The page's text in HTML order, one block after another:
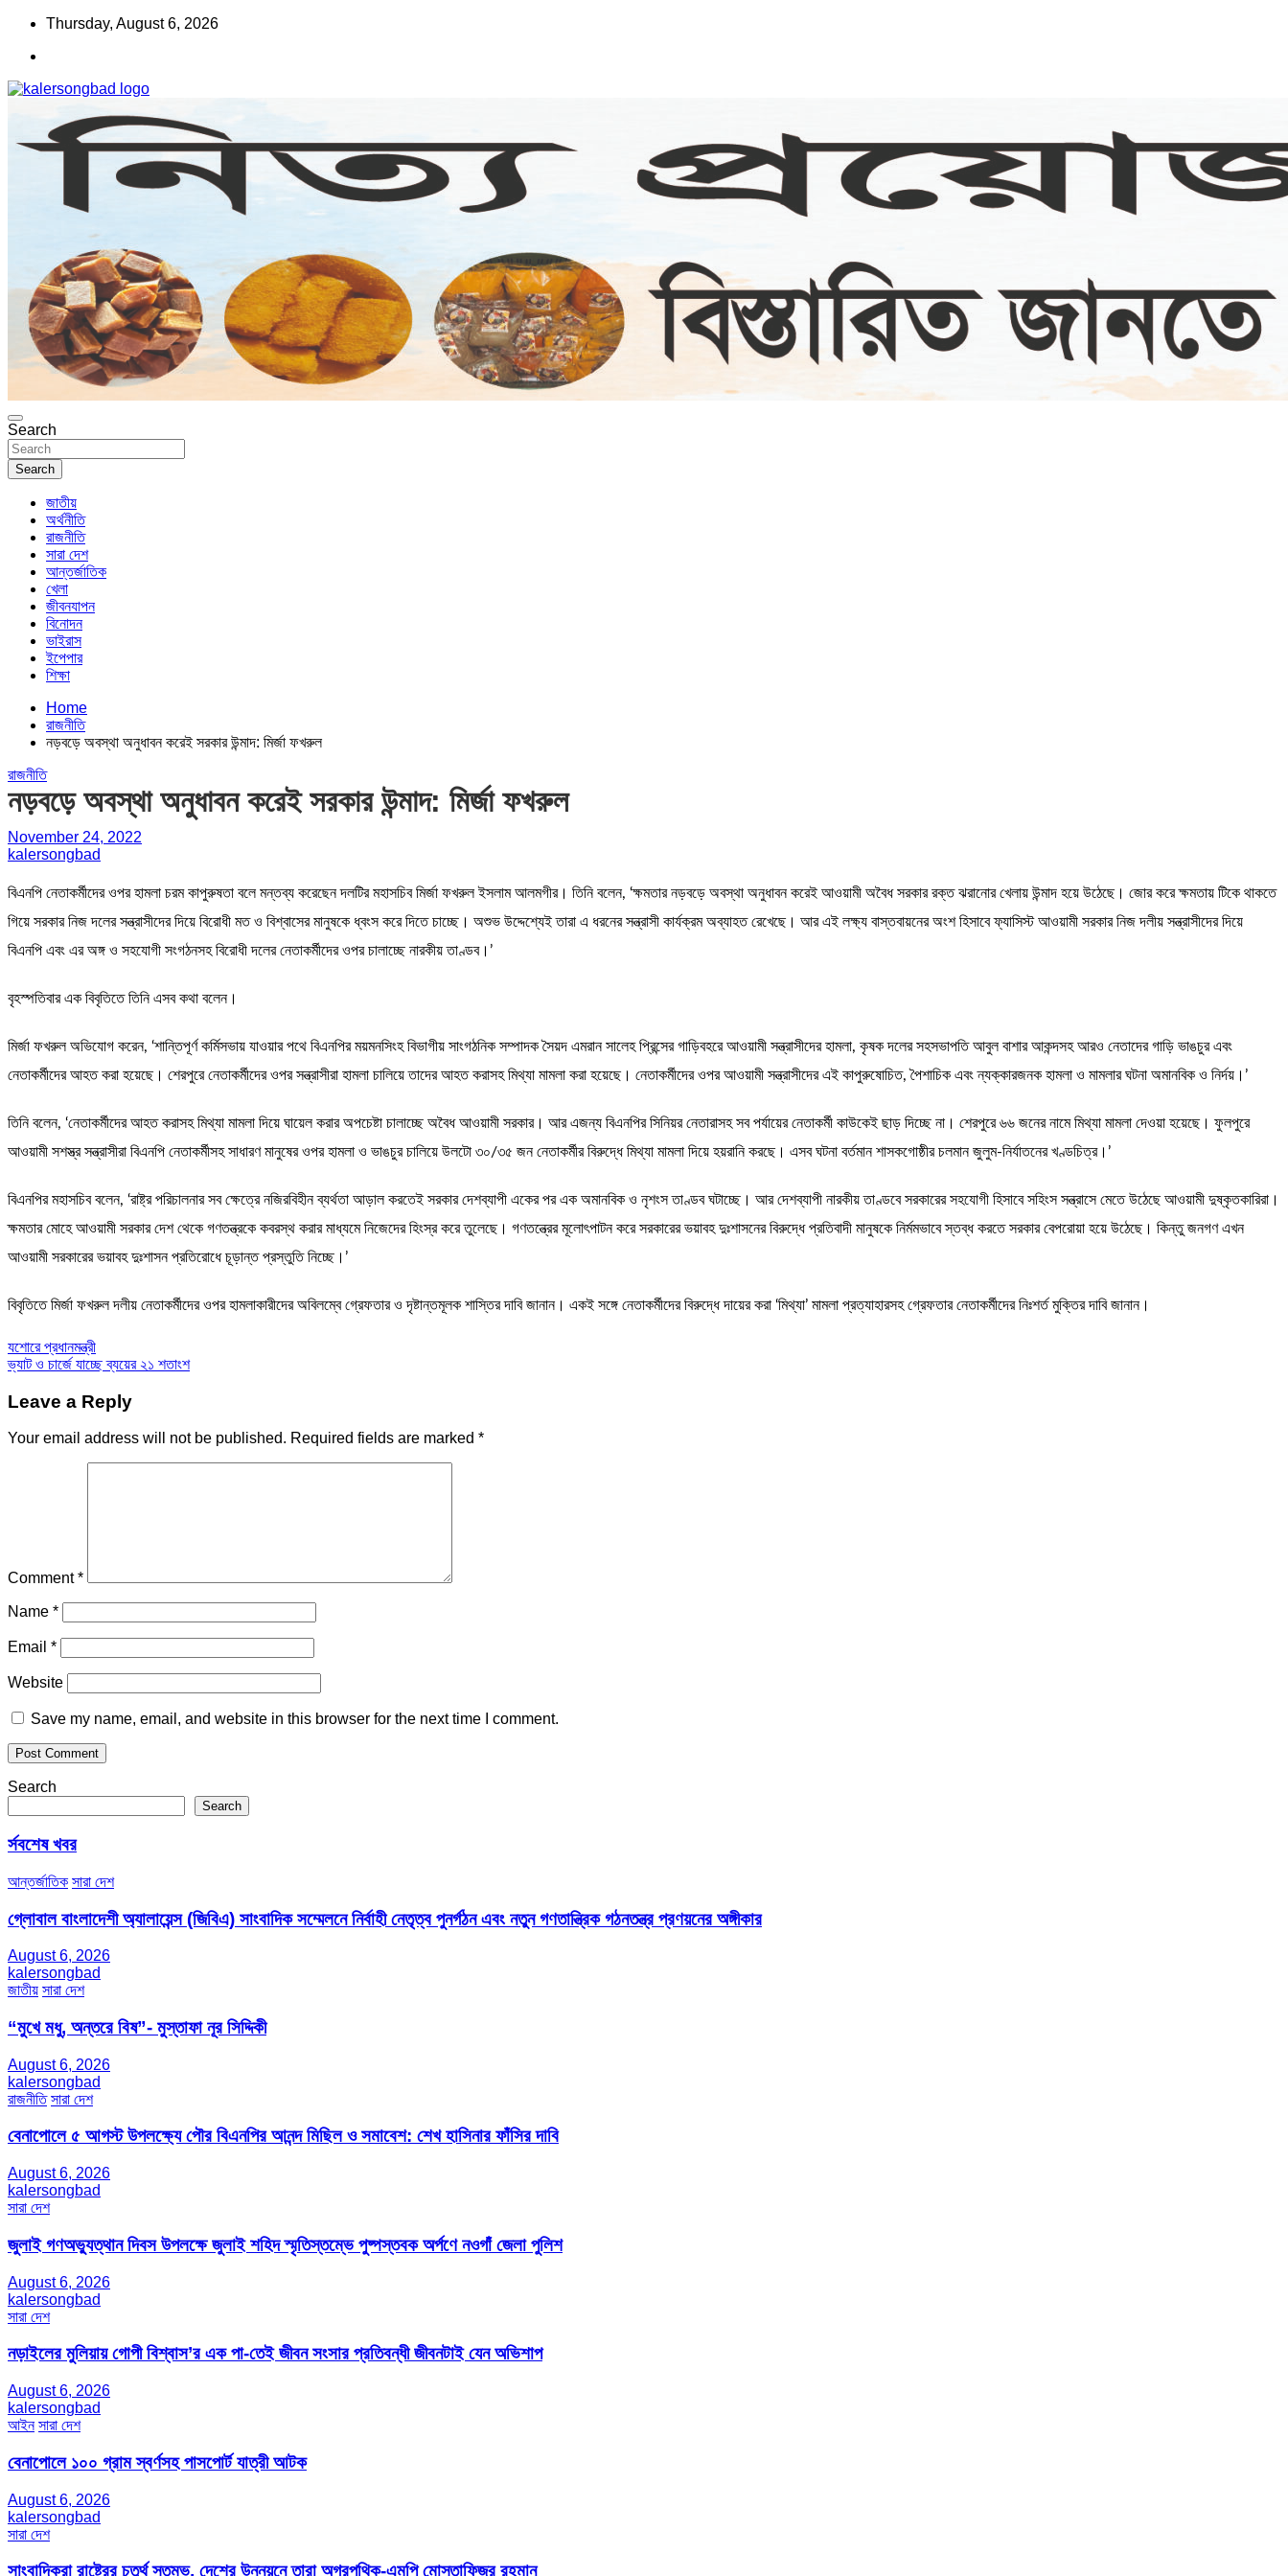
Skip
content
Thursday, August 6, 2026
কালের সংবাদ
www.kalersongbad.com
Search
Search
জাতীয়
অর্থনীতি
রাজনীতি
সারা দেশ
আন্তর্জাতিক
খেলা
জীবনযাপন
বিনোদন
ভাইরাস
ইপেপার
শিক্ষা
Home
রাজনীতি
নড়বড়ে অবস্থা অনুধাবন করেই সরকার উন্মাদ: মির্জা ফখরুল
রাজনীতি
নড়বড়ে অবস্থা অনুধাবন করেই সরকার উন্মাদ: মির্জা ফখরুল
November 24, 2022
kalersongbad
বিএনপি নেতাকর্মীদের ওপর হামলা চরম কাপুরুষতা বলে মন্তব্য করেছেন দলটির মহাসচিব মির্জা ফখরুল ইসলাম আলমগীর। তিনি বলেন, ‘ক্ষমতার নড়বড়ে অবস্থা অনুধাবন করেই আওয়ামী অবৈধ সরকার রক্ত ঝরানোর খেলায় উন্মাদ হয়ে উঠেছে। জোর করে ক্ষমতায় টিকে থাকতে
গিয়ে সরকার নিজ দলের সন্ত্রাসীদের দিয়ে বিরোধী মত ও বিশ্বাসের মানুষকে ধ্বংস করে দিতে চাচ্ছে। অশুভ উদ্দেশ্যেই তারা এ ধরনের সন্ত্রাসী কার্যক্রম অব্যাহত রেখেছে। আর এই লক্ষ্য বাস্তবায়নের অংশ হিসাবে ফ্যাসিস্ট আওয়ামী সরকার নিজ দলীয় সন্ত্রাসীদের দিয়ে
বিএনপি এবং এর অঙ্গ ও সহযোগী সংগঠনসহ বিরোধী দলের নেতাকর্মীদের ওপর চালাচ্ছে নারকীয় তাণ্ডব।’
বৃহস্পতিবার এক বিবৃতিতে তিনি এসব কথা বলেন।
মির্জা ফখরুল অভিযোগ করেন, ‘শান্তিপূর্ণ কর্মিসভায় যাওয়ার পথে বিএনপির ময়মনসিংহ বিভাগীয় সাংগঠনিক সম্পাদক সৈয়দ এমরান সালেহ প্রিন্সের গাড়িবহরে আওয়ামী সন্ত্রাসীদের হামলা, কৃষক দলের সহসভাপতি আবুল বাশার আকন্দসহ আরও নেতাদের গাড়ি ভাঙচুর এবং
নেতাকর্মীদের আহত করা হয়েছে। শেরপুরে নেতাকর্মীদের ওপর সন্ত্রাসীরা হামলা চালিয়ে তাদের আহত করাসহ মিথ্যা মামলা করা হয়েছে। নেতাকর্মীদের ওপর আওয়ামী সন্ত্রাসীদের এই কাপুরুষোচিত, পৈশাচিক এবং ন্যক্কারজনক হামলা ও মামলার ঘটনা অমানবিক ও নির্দয়।’
তিনি বলেন, ‘নেতাকর্মীদের আহত করাসহ মিথ্যা মামলা দিয়ে ঘায়েল করার অপচেষ্টা চালাচ্ছে অবৈধ আওয়ামী সরকার। আর এজন্য বিএনপির সিনিয়র নেতারাসহ সব পর্যায়ের নেতাকর্মী কাউকেই ছাড় দিচ্ছে না। শেরপুরে ৬৬ জনের নামে মিথ্যা মামলা দেওয়া হয়েছে। ফুলপুরে
আওয়ামী সশস্ত্র সন্ত্রাসীরা বিএনপি নেতাকর্মীসহ সাধারণ মানুষের ওপর হামলা ও ভাঙচুর চালিয়ে উলটো ৩০/৩৫ জন নেতাকর্মীর বিরুদ্ধে মিথ্যা মামলা দিয়ে হয়রানি করছে। এসব ঘটনা বর্তমান শাসকগোষ্ঠীর চলমান জুলুম-নির্যাতনের খণ্ডচিত্র।’
বিএনপির মহাসচিব বলেন, ‘রাষ্ট্র পরিচালনার সব ক্ষেত্রে নজিরবিহীন ব্যর্থতা আড়াল করতেই সরকার দেশব্যাপী একের পর এক অমানবিক ও নৃশংস তাণ্ডব ঘটাচ্ছে। আর দেশব্যাপী নারকীয় তাণ্ডবে সরকারের সহযোগী হিসাবে সহিংস সন্ত্রাসে মেতে উঠেছে আওয়ামী দুষ্কৃতকারিরা।
ক্ষমতার মোহে আওয়ামী সরকার দেশ থেকে গণতন্ত্রকে কবরস্থ করার মাধ্যমে নিজেদের হিংস্র করে তুলেছে। গণতন্ত্রের মূলোৎপাটন করে সরকারের ভয়াবহ দুঃশাসনের বিরুদ্ধে প্রতিবাদী মানুষকে নির্মমভাবে স্তব্ধ করতে সরকার বেপরোয়া হয়ে উঠেছে। কিন্তু জনগণ এখন
আওয়ামী সরকারের ভয়াবহ দুঃশাসন প্রতিরোধে চূড়ান্ত প্রস্তুতি নিচ্ছে।’
বিবৃতিতে মির্জা ফখরুল দলীয় নেতাকর্মীদের ওপর হামলাকারীদের অবিলম্বে গ্রেফতার ও দৃষ্টান্তমূলক শাস্তির দাবি জানান। একই সঙ্গে নেতাকর্মীদের বিরুদ্ধে দায়ের করা ‘মিথ্যা’ মামলা প্রত্যাহারসহ গ্রেফতার নেতাকর্মীদের নিঃশর্ত মুক্তির দাবি জানান।
Post
navigation
যশোরে প্রধানমন্ত্রী
ভ্যাট ও চার্জে যাচ্ছে ব্যয়ের ২১ শতাংশ
Leave a Reply
Your email address will not be published. Required fields are marked *
Comment*
Name *
Email *
Website
Save my name, email, and website in this browser for the next time I comment.
Search
Search
র্সবশেষ খবর
আন্তর্জাতিক সারা দেশ
গ্লোবাল বাংলাদেশী অ্যালায়েন্স (জিবিএ) সাংবাদিক সম্মেলনে নির্বাহী নেতৃত্ব পুনর্গঠন এবং নতুন গণতান্ত্রিক গঠনতন্ত্র প্রণয়নের অঙ্গীকার
August 6, 2026
kalersongbad
জাতীয় সারা দেশ
“মুখে মধু, অন্তরে বিষ”- মুস্তাফা নূর সিদ্দিকী
August 6, 2026
kalersongbad
রাজনীতি সারা দেশ
বেনাপোলে ৫ আগস্ট উপলক্ষ্যে পৌর বিএনপির আনন্দ মিছিল ও সমাবেশ: শেখ হাসিনার ফাঁসির দাবি
August 6, 2026
kalersongbad
সারা দেশ
জুলাই গণঅভ্যুত্থান দিবস উপলক্ষে জুলাই শহিদ স্মৃতিস্তম্ভে পুষ্পস্তবক অর্পণে নওগাঁ জেলা পুলিশ
August 6, 2026
kalersongbad
সারা দেশ
নড়াইলের মুলিয়ায় গোপী বিশ্বাস’র এক পা-তেই জীবন সংসার প্রতিবন্ধী জীবনটাই যেন অভিশাপ
August 6, 2026
kalersongbad
আইন সারা দেশ
বেনাপোলে ১০০ গ্রাম স্বর্ণসহ পাসপোর্ট যাত্রী আটক
August 6, 2026
kalersongbad
সারা দেশ
সাংবাদিকরা রাষ্ট্রের চতুর্থ স্তম্ভ, দেশের উন্নয়নে তারা অগ্রপথিক-এমপি মোস্তাফিজুর রহমান